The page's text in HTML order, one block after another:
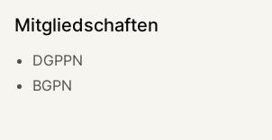
Mitgliedschaften
DGPPN
BGPN